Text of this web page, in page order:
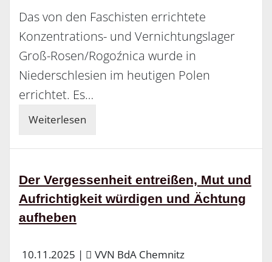
Das von den Faschisten errichtete
Konzentrations- und Vernichtungslager
Groß-Rosen/Rogoźnica wurde in
Niederschlesien im heutigen Polen
errichtet. Es…
Weiterlesen
Der Vergessenheit entreißen, Mut und
Aufrichtigkeit würdigen und Ächtung
aufheben
10.11.2025 | VVN BdA Chemnitz